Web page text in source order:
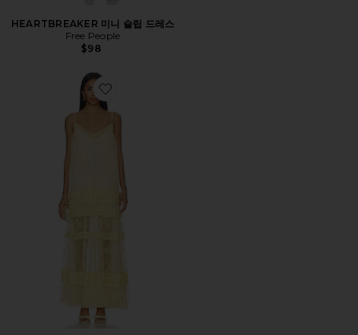
HEARTBREAKER 미니 슬립 드레스
Free People
$98
Favorite GRACIE 원피스